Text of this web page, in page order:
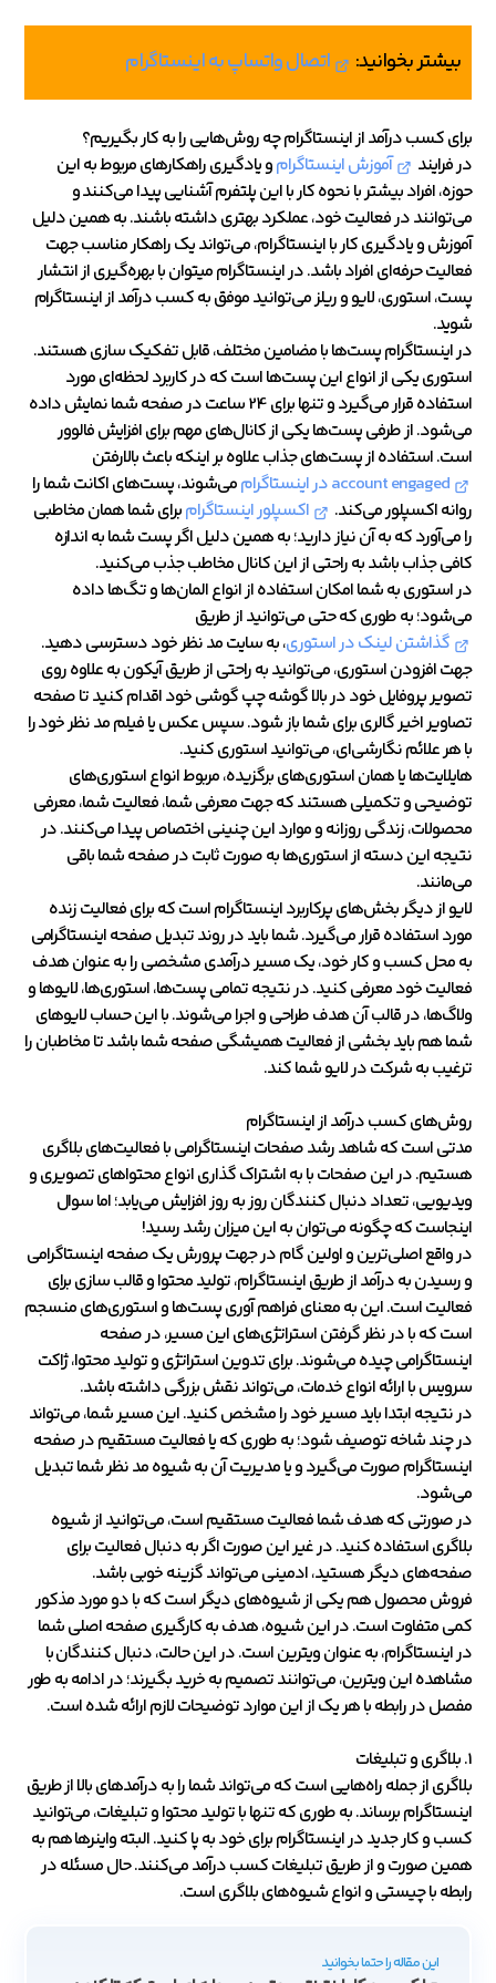
بیشتر بخوانید: اتصال واتساپ به اینستاگرام
برای کسب درآمد از اینستاگرام چه روش‌هایی را به کار بگیریم؟
در فرایند
آموزش اینستاگرامو یادگیری راهکارهای مربوط به این
حوزه، افراد بیشتر با نحوه کار با این پلتفرم آشنایی پیدا می‌کنند و
می‌توانند در فعالیت خود، عملکرد بهتری داشته باشند. به همین دلیل
آموزش و یادگیری کار با اینستاگرام، می‌تواند یک راهکار مناسب جهت
فعالیت حرفه‌ای افراد باشد. در اینستاگرام میتوان با بهره‌گیری از انتشار
پست‌، استوری، لایو و ریلز می‌توانید موفق به کسب درآمد از اینستاگرام
شوید.
در اینستاگرام پست‌ها با مضامین مختلف، قابل تفکیک سازی هستند.
استوری‌ یکی از انواع این پست‌ها است که در کاربرد لحظه‌ای مورد
استفاده قرار می‌گیرد و تنها برای 24 ساعت در صفحه شما نمایش داده
می‌شود. از طرفی پست‌ها یکی از کانال‌های مهم برای افزایش فالوور
است. استفاده از پست‌های جذاب علاوه بر اینکه باعث بالارفتن
account engaged در اینستاگرام
می‌شوند، پست‌های اکانت شما را
روانه اکسپلور می‌کند.
اکسپلور اینستاگرامبرای شما همان مخاطبی
را می‌آورد که به آن نیاز دارید؛ به همین دلیل اگر پست شما به اندازه
کافی جذاب باشد به راحتی از این کانال مخاطب جذب می‌کنید.
در استوری به شما امکان استفاده از انواع المان‌ها و تگ‌ها داده
می‌شود؛ به طوری که حتی می‌توانید از طریق
گذاشتن لینک در استوری، به سایت مد نظر خود دسترسی دهید.
جهت افزودن استوری، می‌توانید به راحتی از طریق آیکون به علاوه روی
تصویر پروفایل خود در بالا گوشه چپ گوشی خود اقدام کنید تا صفحه
تصاویر اخیر گالری برای شما باز شود. سپس عکس یا فیلم مد نظر خود را
با هر علائم نگارشی‌ای، می‌توانید استوری کنید.
هایلایت‌ها یا همان استوری‌های برگزیده، مربوط انواع استوری‌های
توضیحی و تکمیلی هستند که جهت معرفی شما، فعالیت شما، معرفی
محصولات، زندگی روزانه و موارد این چنینی اختصاص پیدا می‌کنند. در
نتیجه این دسته از استوری‌ها به صورت ثابت در صفحه شما باقی
می‌مانند.
لایو از دیگر بخش‌های پرکاربرد اینستاگرام است که برای فعالیت زنده
مورد استفاده قرار می‌گیرد. شما باید در روند تبدیل صفحه اینستاگرامی
به محل کسب و کار خود، یک مسیر درآمدی مشخصی را به عنوان هدف
فعالیت خود معرفی کنید. در نتیجه تمامی پست‌ها، استوری‌ها، لایوها و
ولاگ‌ها، در قالب آن هدف طراحی و اجرا می‌شوند. با این حساب لایوهای
شما هم باید بخشی از فعالیت همیشگی صفحه شما باشد تا مخاطبان را
ترغیب به شرکت در لایو شما کند.
روش‌های کسب درآمد از اینستاگرام
مدتی است که شاهد رشد صفحات اینستاگرامی با فعالیت‌های بلاگری
هستیم. در این صفحات با به اشتراک گذاری انواع محتواهای تصویری و
ویدیویی، تعداد دنبال کنندگان روز به روز افزایش می‌یابد؛ اما سوال
اینجاست که چگونه می‌توان به این میزان رشد رسید!
در واقع اصلی‌ترین و اولین گام در جهت پرورش یک صفحه اینستاگرامی
و رسیدن به درآمد از طریق اینستاگرام، تولید محتوا و قالب سازی برای
فعالیت است. این به معنای فراهم آوری پست‌ها و استوری‌های منسجم
است که با در نظر گرفتن استراتژی‌های این مسیر، در صفحه
اینستاگرامی چیده می‌شوند. برای تدوین استراتژی و تولید محتوا، ژاکت
سرویس با ارائه انواع خدمات، می‌تواند نقش بزرگی داشته باشد.
در نتیجه ابتدا باید مسیر خود را مشخص کنید. این مسیر شما، می‌تواند
در چند شاخه توصیف شود؛ به طوری که یا فعالیت مستقیم در صفحه
اینستاگرام صورت می‌گیرد و یا مدیریت آن به شیوه مد نظر شما تبدیل
می‌شود.
در صورتی که هدف شما فعالیت مستقیم است، می‌توانید از شیوه‌
بلاگری استفاده کنید. در غیر این صورت اگر به دنبال فعالیت برای
صفحه‌های دیگر هستید، ادمینی می‌تواند گزینه خوبی باشد.
فروش محصول هم یکی از شیوه‌های دیگر است که با دو مورد مذکور
کمی متفاوت است. در این شیوه، هدف به کارگیری صفحه اصلی شما
در اینستاگرام، به عنوان ویترین است. در این حالت، دنبال کنندگان با
مشاهده این ویترین، می‌‌توانند تصمیم به خرید بگیرند؛ در ادامه به طور
مفصل در رابطه با هر یک از این موارد توضیحات لازم ارائه شده است.
1. بلاگری و تبلیغات
بلاگری از جمله راه‌هایی است که می‌تواند شما را به درآمدهای بالا از طریق
اینستاگرام برساند. به طوری که تنها با تولید محتوا و تبلیغات، می‌توانید
کسب و کار جدید در اینستاگرام برای خود به پا کنید. البته واینرها هم به
همین صورت و از طریق تبلیغات کسب درآمد می‌کنند. حال مسئله در
رابطه با چیستی و انواع شیوه‌های بلاگری است.
این مقاله را حتما بخوانید